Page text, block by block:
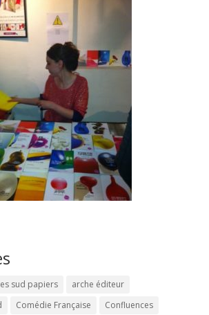
sud papiers
arche éditeur
Comédie Française
Confluences